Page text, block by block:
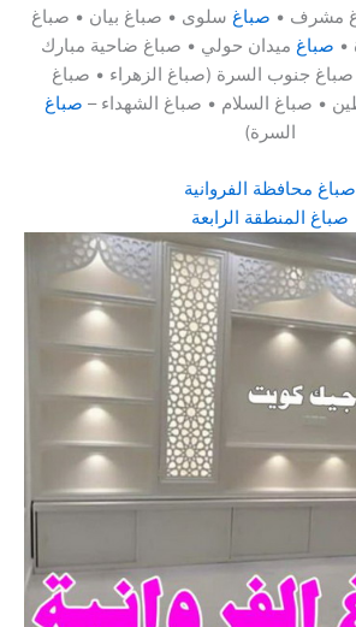
مشرف • صباغ سلوى • صباغ بيان • صباغ
• صباغ ميدان حولي • صباغ ضاحية مبارك
• صباغ جنوب السرة (صباغ الزهراء • صباغ
• صباغ السلام • صباغ الشهداء – صباغ
السرة)
صباغ محافظة الفروانية
صباغ المنطقة الرابعة